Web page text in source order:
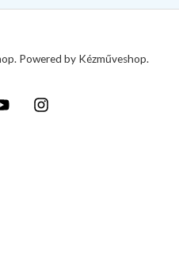
Powered by Kézműveshop.